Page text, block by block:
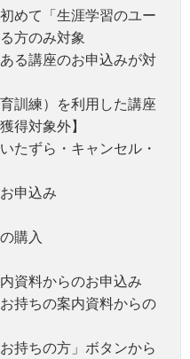
めて「生涯学習のユー
方のみ対象
る講座のお申込みが対
訓練）を利用した講座
得対象外】
たずら・キャンセル・
申込み
購入
資料からのお申込み
持ちの案内資料からの
持ちの方」ボタンから